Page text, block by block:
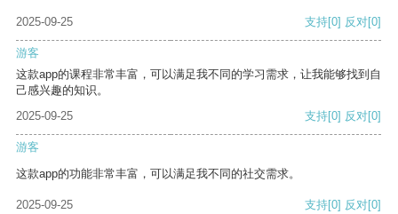
2025-09-25 支持[0] 反对[0]
游客
这款app的课程非常丰富，可以满足我不同的学习需求，让我能够找到自
己感兴趣的知识。
2025-09-25
支持[0] 反对[0]
游客
这款app的功能非常丰富，可以满足我不同的社交需求。
2025-09-25 支持[0] 反对[0]